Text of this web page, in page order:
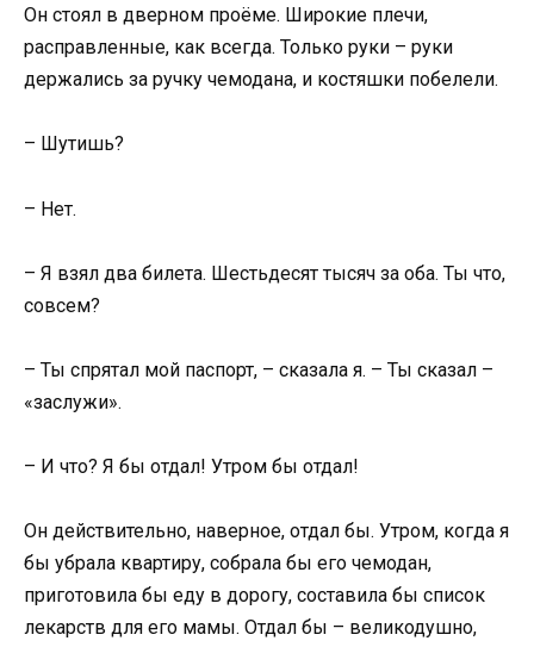
Он стоял в дверном проёме. Широкие плечи,
расправленные, как всегда. Только руки – руки
держались за ручку чемодана, и костяшки побелели.
– Шутишь?
– Нет.
– Я взял два билета. Шестьдесят тысяч за оба. Ты что,
совсем?
– Ты спрятал мой паспорт, – сказала я. – Ты сказал –
«заслужи».
– И что? Я бы отдал! Утром бы отдал!
Он действительно, наверное, отдал бы. Утром, когда я
бы убрала квартиру, собрала бы его чемодан,
приготовила бы еду в дорогу, составила бы список
лекарств для его мамы. Отдал бы – великодушно,